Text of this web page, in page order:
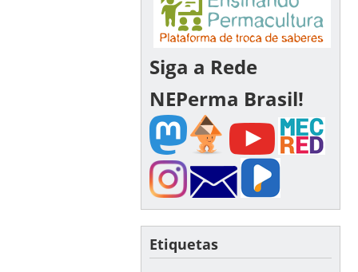
Siga a Rede
NEPerma Brasil!
Etiquetas